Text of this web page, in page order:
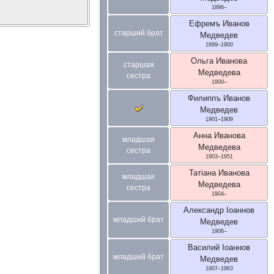
1896–
старший брат
Ефремъ Иванов
Медведев
1899–1900
старшая
сестра
Ольга Иванова
Медведева
1900–
Филиппъ Иванов
Медведев
1901–1909
младшая
сестра
Анна Иванова
Медведева
1903–1951
младшая
сестра
Татiана Иванова
Медведева
1904–
младший брат
Александр Iоаннов
Медведев
1906–
младший брат
Василий Iоаннов
Медведев
1907–1963